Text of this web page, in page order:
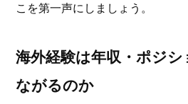
こを第一声にしましょう。
海外経験は年収・ポジ
ながるのか